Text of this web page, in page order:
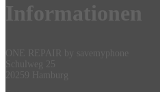
Information en
ONE REPAIR by savemyphone
Schulweg 25